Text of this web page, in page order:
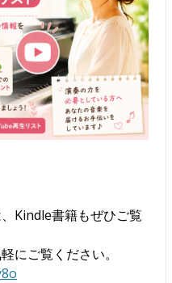
Kindle書籍もぜひご覧
にご覧ください。